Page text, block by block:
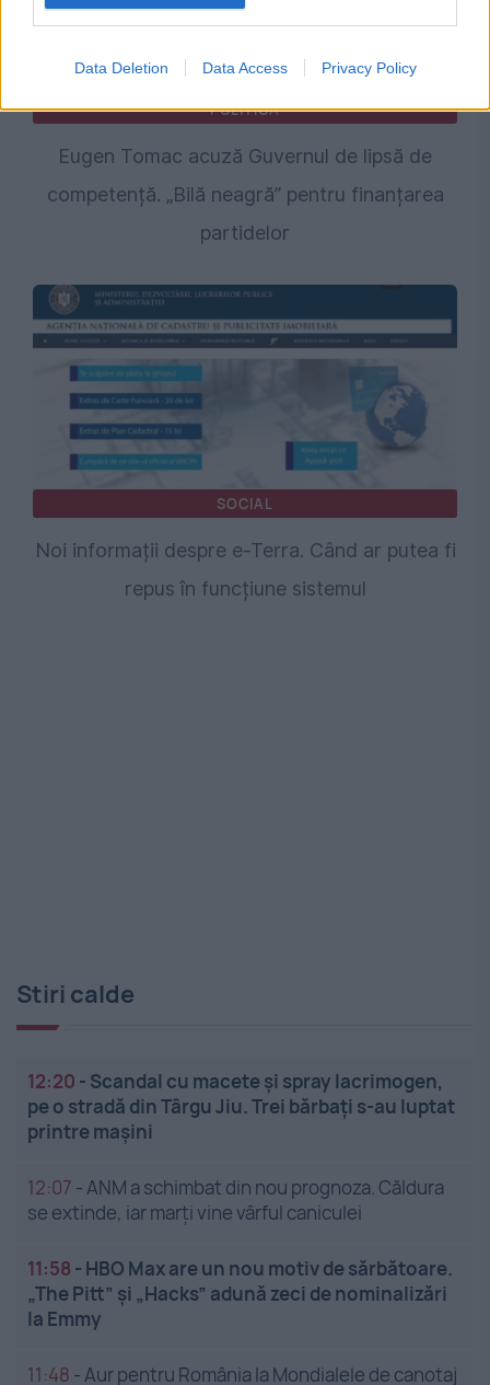
Data Deletion Data Access Privacy Policy
POLITICA
Eugen Tomac acuză Guvernul de lipsă de
competență. „Bilă neagră” pentru finanțarea
partidelor
SOCIAL
Noi informații despre e-Terra. Când ar putea fi
repus în funcțiune sistemul
Stiri calde
12:20 - Scandal cu macete și spray lacrimogen,
pe o stradă din Târgu Jiu. Trei bărbați s-au luptat
printre mașini
12:07 -ANM a schimbat din nou prognoza. Căldura
se extinde, iar marți vine vârful caniculei
11:58 - HBO Max are un nou motiv de sărbătoare.
„The Pitt” și „Hacks” adună zeci de nominalizări
la Emmy
11:48 -Aur pentru România la Mondialele de canotaj